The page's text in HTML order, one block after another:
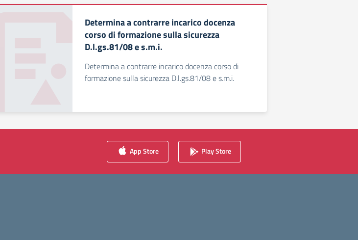
Determina a contrarre incarico docenza
corso di formazione sulla sicurezza
D.l.gs.81/08 e s.m.i.
Determina a contrarre incarico docenza corso di
formazione sulla sicurezza D.l.gs.81/08 e s.m.i.
App Store Play Store